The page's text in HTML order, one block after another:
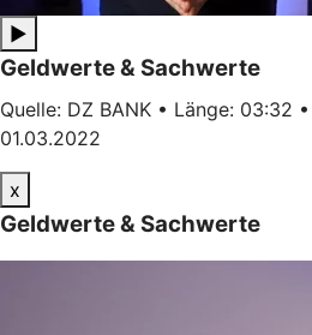
▶
Geldwerte & Sachwerte
Quelle: DZ BANK • Länge: 03:32
01.03.2022
x
Geldwerte & Sachwerte